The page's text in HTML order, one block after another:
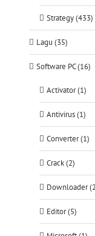
Strategy (433)
Lagu (35)
Software PC (16)
Activator (1)
Antivirus (1)
Converter (1)
Crack (2)
Downloader
Editor (5)